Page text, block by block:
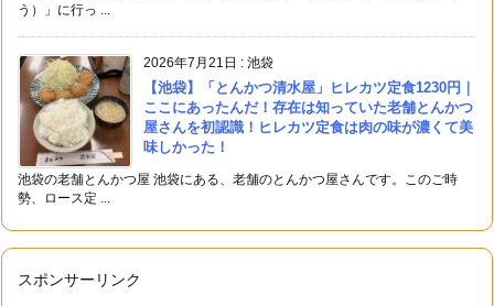
う）」に行っ ...
2026年7月21日 : 池袋
【池袋】「とんかつ清水屋」ヒレカツ定食1230円｜
ここにあったんだ！存在は知っていた老舗とんかつ
屋さんを初認識！ヒレカツ定食は肉の味が濃くて美
味しかった！
池袋の老舗とんかつ屋 池袋にある、老舗のとんかつ屋さんです。このご時
勢、ロース定 ...
スポンサーリンク